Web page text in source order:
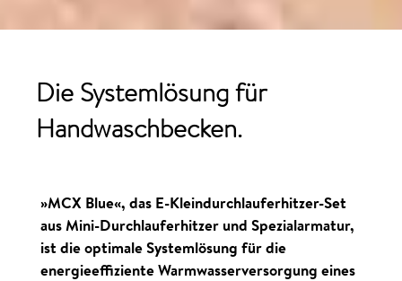
Die Systemlösungfür
Handwaschbecken.
»MCX Blue«, das E-Kleindurchlauferhitzer-Set
aus Mini-Durchlauf­erhitzer und Spezial­armatur,
ist die optimale Systemlösung für die
energieeffiziente Warm­wasser­versorgung eines